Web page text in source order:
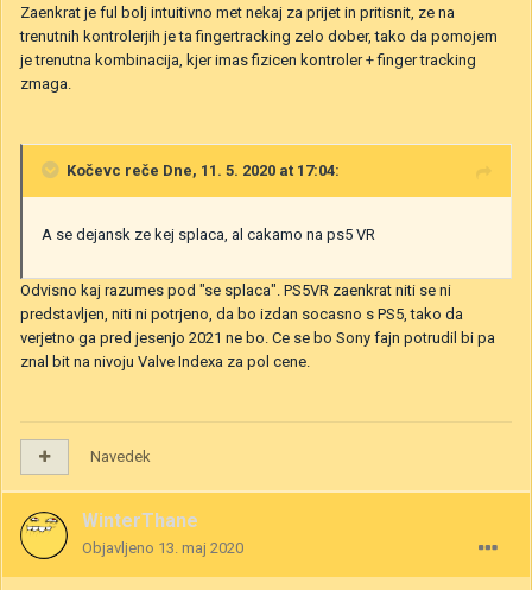
Zaenkrat je ful bolj intuitivno met nekaj za prijet in pritisnit, ze na
trenutnih kontrolerjih je ta fingertracking zelo dober, tako da pomojem
je trenutna kombinacija, kjer imas fizicen kontroler + finger tracking
zmaga.
Kočevc reče Dne, 11. 5. 2020 at 17:04:
A se dejansk ze kej splaca, al cakamo na ps5 VR
Odvisno kaj razumes pod "se splaca". PS5VR zaenkrat niti se ni
predstavljen, niti ni potrjeno, da bo izdan socasno s PS5, tako da
verjetno ga pred jesenjo 2021 ne bo. Ce se bo Sony fajn potrudil bi pa
znal bit na nivoju Valve Indexa za pol cene.
Navedek
WinterThane
Objavljeno 13. maj 2020